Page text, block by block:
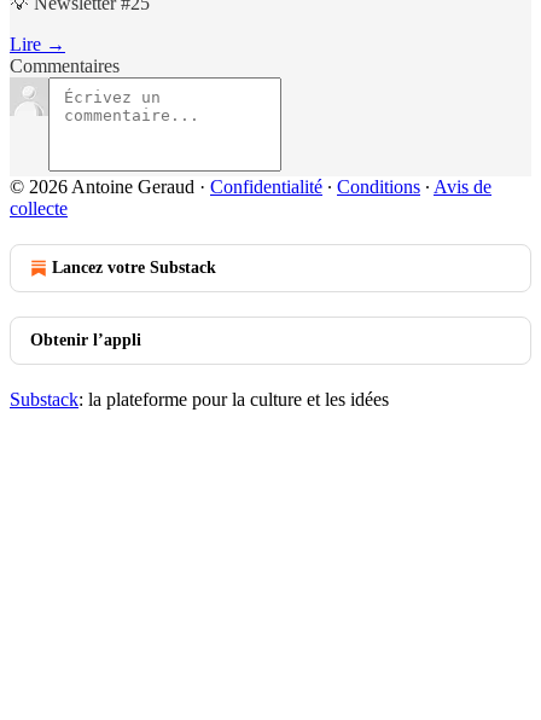
Lire →
Commentaires
© 2026 Antoine Geraud · Confidentialité ∙ Conditions ∙ Avis de
collecte
Lancez votre Substack
Obtenir l’appli
Substack: la plateforme pour la culture et les idées